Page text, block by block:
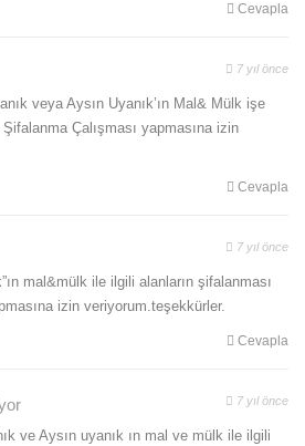
Cevapla
7 yıl önce
veya Aysın Uyanık’ın Mal& Mülk işe
Şifalanma Çalışması yapmasına izin
Cevapla
7 yıl önce
mal&mülk ile ilgili alanların şifalanması
izin veriyorum.teşekkürler.
Cevapla
7 yıl önce
ve Aysın uyanık ın mal ve mülk ile ilgili